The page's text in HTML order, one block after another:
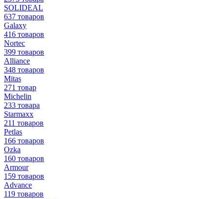
SOLIDEAL
637 товаров
Galaxy
416 товаров
Nortec
399 товаров
Alliance
348 товаров
Mitas
271 товар
Michelin
233 товара
Starmaxx
211 товаров
Petlas
166 товаров
Ozka
160 товаров
Armour
159 товаров
Advance
119 товаров